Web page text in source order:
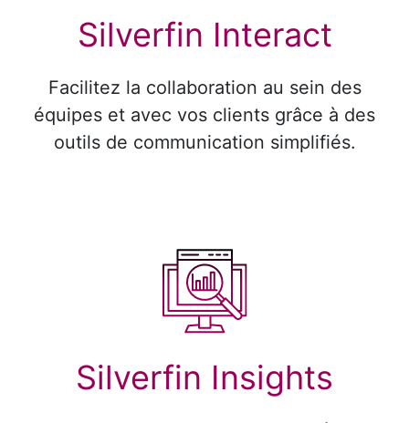
Silverfin Interact
Facilitez la collaboration au sein des
équipes et avec vos clients grâce à des
outils de communication simplifiés.
Silverfin Insights